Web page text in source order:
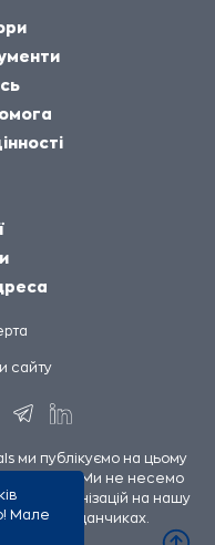
сайту
ми публікуємо на цьому
Ми не несемо
чи організацій на нашу
майданчиках.
Мале